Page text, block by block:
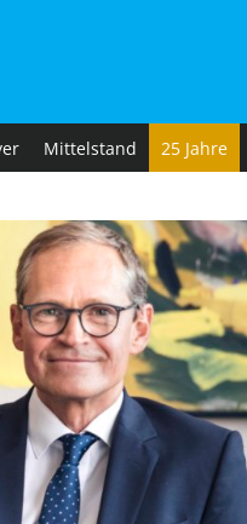
Mittelstand 25 Jahre